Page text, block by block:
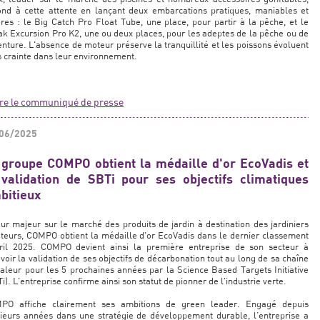
à cette attente en lançant deux embarcations pratiques, maniables et
: le Big Catch Pro Float Tube, une place, pour partir à la pêche, et le
Excursion Pro K2, une ou deux places, pour les adeptes de la pêche ou de
L'absence de moteur préserve la tranquillité et les poissons évoluent
crainte dans leur environnement.
le communiqué de presse
2025
COMPO obtient la médaille d'or EcoVadis et
de SBTi pour ses objectifs climatiques
majeur sur le marché des produits de jardin à destination des jardiniers
COMPO obtient la médaille d'or EcoVadis dans le dernier classement
2025. COMPO devient ainsi la première entreprise de son secteur à
la validation de ses objectifs de décarbonation tout au long de sa chaîne
pour les 5 prochaines années par la Science Based Targets Initiative
L'entreprise confirme ainsi son statut de pionner de l'industrie verte.
affiche clairement ses ambitions de green leader. Engagé depuis
années dans une stratégie de développement durable, l’entreprise a